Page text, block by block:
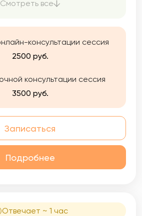
индивидуального пути
с родными и близкими, и
Смотреть все
консультации сессия
2500 руб.
консультации сессия
3500 руб.
Записаться
Подробнее
Отвечает ~ 1 час